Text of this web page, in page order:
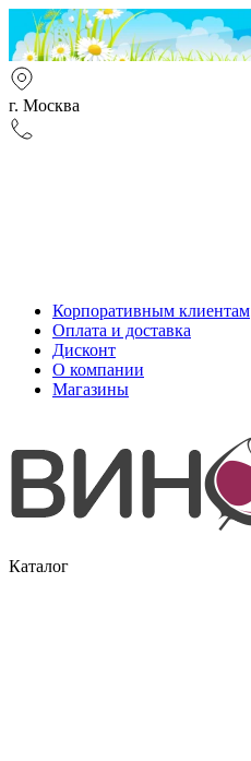
г. Москва
Корпоративным клиентам
Оплата и доставка
Дисконт
О компании
Магазины
Каталог